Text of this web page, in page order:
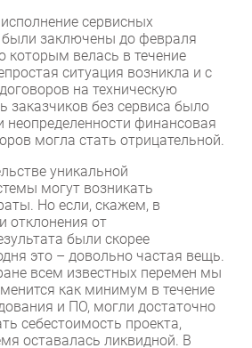
сервисных
были заключены до февраля
которым велась в течение
ситуация возникла и с
на техническую
заказчиков без сервиса было
неопределенности финансовая
могла стать отрицательной.
уникальной
могут возникать
Но если, скажем, в
отклонения от
были скорее
это – довольно частая вещь.
всем известных перемен мы
как минимум в течение
и ПО, могли достаточно
себестоимость проекта,
оставалась ликвидной. В